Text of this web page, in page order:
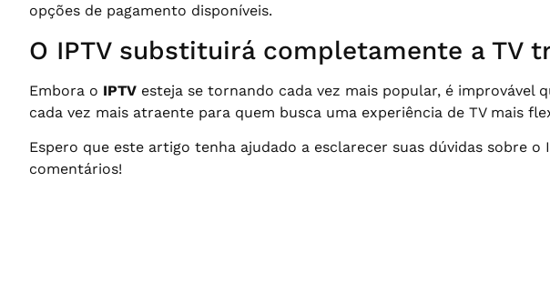
opções de pagamento disponíveis.
O IPTV substituirá completamente a TV
Embora o IPTV esteja se tornando cada vez mais popular, é
cada vez mais atraente para quem busca uma experiência de TV mais
Espero que este artigo tenha ajudado a esclarecer suas dúvidas sobre
comentários!